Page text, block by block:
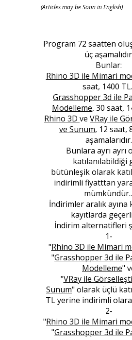
(Articles may be Soon in English)
Program 72 saatten
üç
Bunlar:
Rhino 3D ile Mimari
saat, 1400
Grasshopper 3d ile
Modelleme, 30 saat,
Rhino 3D ve VRay ile
ve Sunum, 12 saat,
aşamalarıdır.
Bunlara ayrı ayrı
katılanılabildiği
bütünleşik olarak
indirimli fiyatttan
İndirimler aralık ayına
kayıtlarda
İndirim alternatifleri
1-
"Rhino 3D ile Mimari
"Grasshopper 3d ile
Modelleme"
"VRay ile
Sunum" olarak üçlü
TL yerine indirimli
2-
"Rhino 3D ile Mimari
"Grasshopper 3d ile